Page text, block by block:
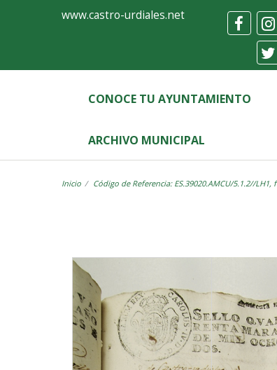
Ayuntamiento
Castro-
Urdiales
www.castro-urdiales.net
CONOCE TU AYUNTAMIENTO
ARCHIVO MUNICIPAL
Inicio Código de Referencia: ES.39020.AMCU/5.1.2//LH1,